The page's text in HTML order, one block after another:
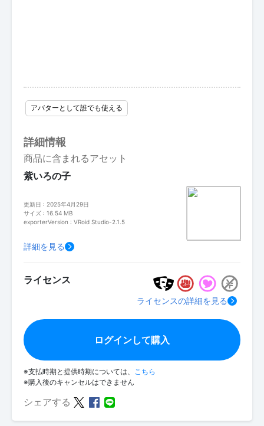
アバターとして誰でも使える
詳細情報
商品に含まれるアセット
紫いろの子
更新日 : 2025年4月29日
サイズ : 16.54 MB
exporterVersion : VRoid Studio-2.1.5
詳細を見る
ライセンス
ライセンスの詳細を見る
ログインして購入
※支払時期と提供時期については、
こちら
※購入後のキャンセルはできません
シェアする